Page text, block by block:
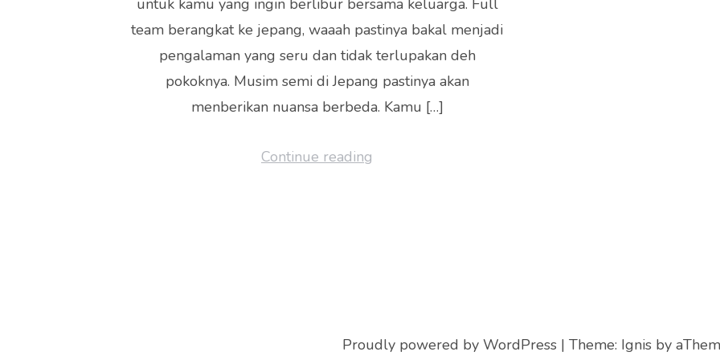
untuk kamu yang ingin berlibur bersama keluarga. Full
team berangkat ke jepang, waaah pastinya bakal menjadi
pengalaman yang seru dan tidak terlupakan deh
pokoknya. Musim semi di Jepang pastinya akan
menberikan nuansa berbeda. Kamu […]
Continue reading
Proudly powered by WordPress | Theme: Ignis by